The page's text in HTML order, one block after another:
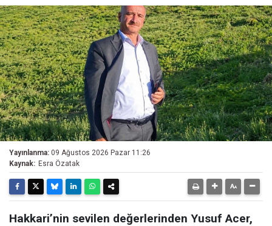
Yayınlanma: 09 Ağustos 2026 Pazar 11:26
Kaynak: Esra Özatak
Hakkari’nin sevilen değerlerinden Yusuf Acer,